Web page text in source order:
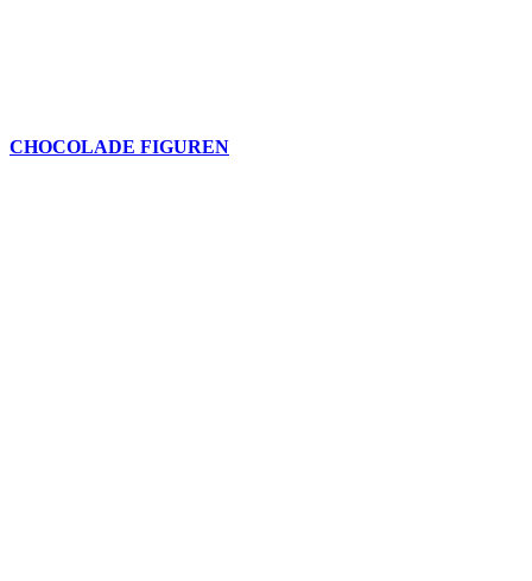
CHOCOLADE FIGUREN